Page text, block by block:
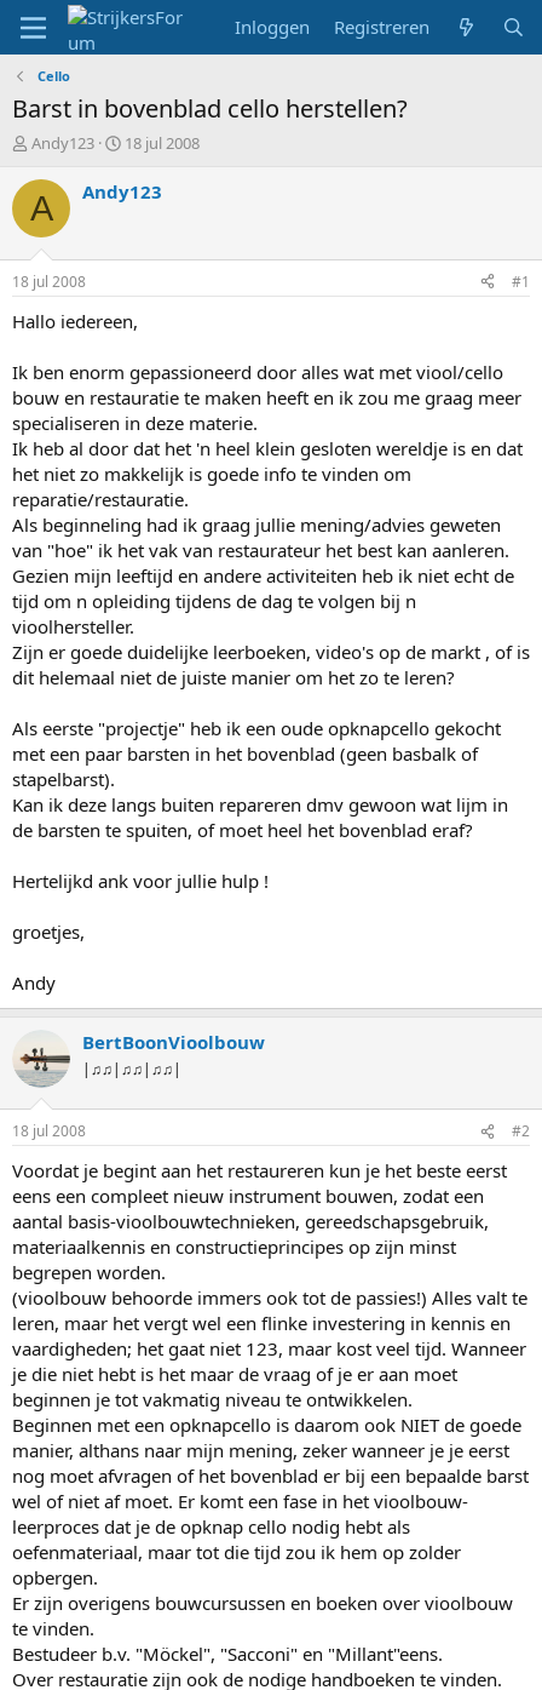
Inloggen Registreren
Cello
Barst in bovenblad cello herstellen?
T
p
i
s
t
a
r
r
Andy123
S
a
r
t
u
m
18 jul 2008
A Andy123
18 jul 2008 #1
Hallo iedereen,
Ik ben enorm gepassioneerd door alles wat met viool/cello
bouw en restauratie te maken heeft en ik zou me graag meer
specialiseren in deze materie.
Ik heb al door dat het 'n heel klein gesloten wereldje is en dat
het niet zo makkelijk is goede info te vinden om
reparatie/restauratie.
Als beginneling had ik graag jullie mening/advies geweten
van "hoe" ik het vak van restaurateur het best kan aanleren.
Gezien mijn leeftijd en andere activiteiten heb ik niet echt de
tijd om n opleiding tijdens de dag te volgen bij n
vioolhersteller.
Zijn er goede duidelijke leerboeken, video's op de markt , of is
dit helemaal niet de juiste manier om het zo te leren?
Als eerste "projectje" heb ik een oude opknapcello gekocht
met een paar barsten in het bovenblad (geen basbalk of
stapelbarst).
Kan ik deze langs buiten repareren dmv gewoon wat lijm in
de barsten te spuiten, of moet heel het bovenblad eraf?
Hertelijkd ank voor jullie hulp !
groetjes,
Andy
BertBoonVioolbouw
|♫♫|♫♫|♫♫|
18 jul 2008 #2
Voordat je begint aan het restaureren kun je het beste eerst
eens een compleet nieuw instrument bouwen, zodat een
aantal basis-vioolbouwtechnieken, gereedschapsgebruik,
materiaalkennis en constructieprincipes op zijn minst
begrepen worden.
(vioolbouw behoorde immers ook tot de passies!) Alles valt te
leren, maar het vergt wel een flinke investering in kennis en
vaardigheden; het gaat niet 123, maar kost veel tijd. Wanneer
je die niet hebt is het maar de vraag of je er aan moet
beginnen je tot vakmatig niveau te ontwikkelen.
Beginnen met een opknapcello is daarom ook NIET de goede
manier, althans naar mijn mening, zeker wanneer je je eerst
nog moet afvragen of het bovenblad er bij een bepaalde barst
wel of niet af moet. Er komt een fase in het vioolbouw-
leerproces dat je de opknap cello nodig hebt als
oefenmateriaal, maar tot die tijd zou ik hem op zolder
opbergen.
Er zijn overigens bouwcursussen en boeken over vioolbouw
te vinden.
Bestudeer b.v. "Möckel", "Sacconi" en "Millant"eens.
Over restauratie zijn ook de nodige handboeken te vinden.